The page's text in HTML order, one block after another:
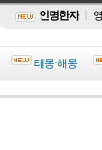
인명한자
태몽·해몽